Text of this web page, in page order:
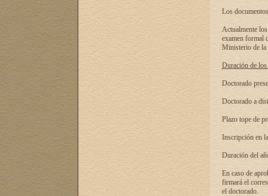
Los
Actualmente
examen formal
Ministerio de la
Duración de
Doctorado
Doctorado a
Plazo tope de
Inscripción en
Duración del
En caso de
firmará el
el doctorado.